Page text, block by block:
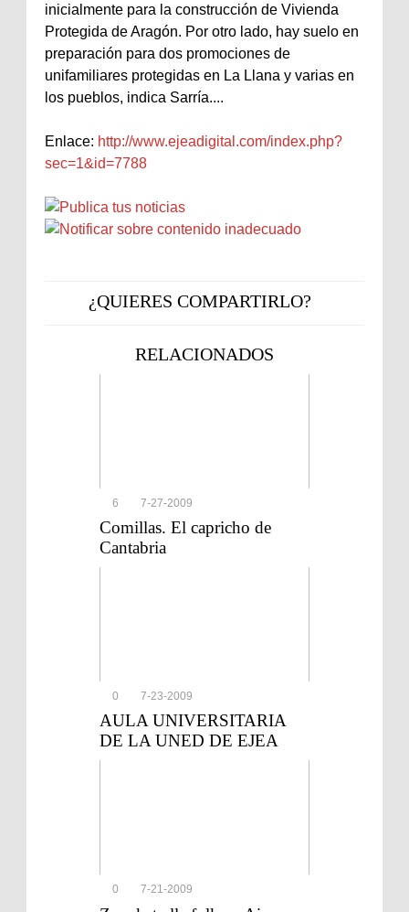
inicialmente para la construcción de Vivienda
Protegida de Aragón. Por otro lado, hay suelo en
preparación para dos promociones de
unifamiliares protegidas en La Llana y varias en
los pueblos, indica Sarría....
Enlace: http://www.ejeadigital.com/index.php?
sec=1&id=7788
¿QUIERES COMPARTIRLO?
RELACIONADOS
6 7-27-2009
Comillas. El capricho de
Cantabria
0 7-23-2009
AULA UNIVERSITARIA
DE LA UNED DE EJEA
0 7-21-2009